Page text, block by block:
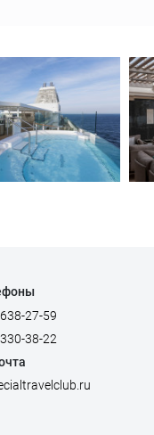
27-59
38-22